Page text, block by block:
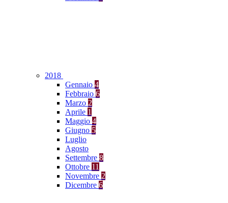
2018
Gennaio 4
Febbraio 6
Marzo 2
Aprile 1
Maggio 4
Giugno 5
Luglio
Agosto
Settembre 8
Ottobre 11
Novembre 2
Dicembre 6